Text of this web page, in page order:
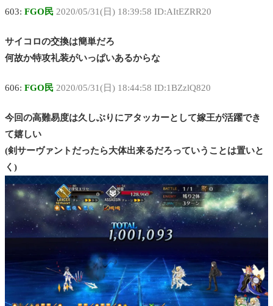
603: FGO民 2020/05/31(日) 18:39:58 ID:AItEZRR20
サイコロの交換は簡単だろ
何故か特攻礼装がいっぱいあるからな
606: FGO民 2020/05/31(日) 18:44:58 ID:1BZzlQ820
今回の高難易度は久しぶりにアタッカーとして嫁王が活躍でき
て嬉しい
(剣サーヴァントだったら大体出来るだろっていうことは置いと
く)